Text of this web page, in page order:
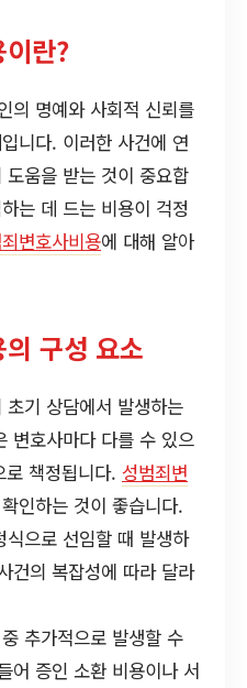
란?
의 명예와 사회적 신뢰를
니다. 이러한 사건에 연
움을 받는 것이 중요합
는 데 드는 비용이 걱정
변호사비용에 대해 알아
구성 요소
초기 상담에서 발생하는
변호사마다 다를 수 있으
책정됩니다. 성범죄변
인하는 것이 좋습니다.
식으로 선임할 때 발생하
건의 복잡성에 따라 달라
추가적으로 발생할 수
어 증인 소환 비용이나 서